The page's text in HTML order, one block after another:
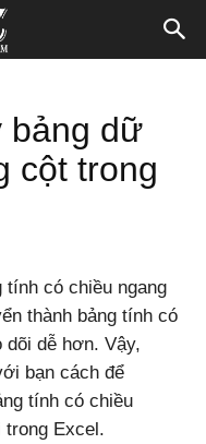
bảng dữ
cột trong
tính có chiều ngang
thành bảng tính có
dõi dễ hơn. Vậy,
bạn cách để
tính có chiều
trong Excel.